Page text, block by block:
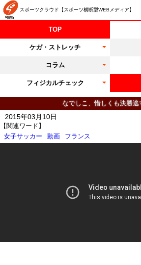
スポーツクラウド【スポーツ横断型WEBメディア】
TOP
ケガ・ストレッチ
コラム
フィジカルチェック
なでしこ、惜しくも決勝逃
【関連ワード】
女子サッカー
動画 フランス
2015年03月10日